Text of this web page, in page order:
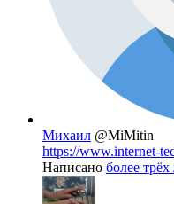
Михаил @MiMitin
https://www.internet-
Написано более трёх